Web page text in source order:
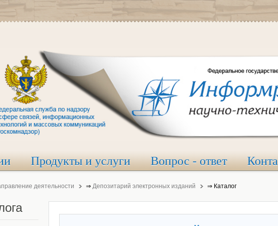
Продукты и услуги Вопрос - ответ
деятельности ⇒ Депозитарий электронных изданий ⇒ Каталог